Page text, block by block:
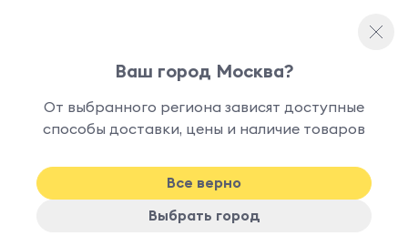
наличии
Ваш город Москва?
От выбранного региона зависят доступные
способы доставки, цены и наличие товаров
Все верно
Выбрать город